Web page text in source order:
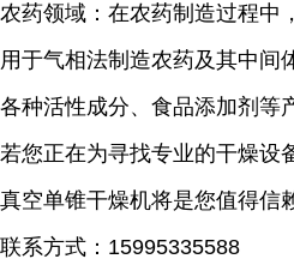
农药领域：在农药制造过程中
用于气相法制造农药及其中间
各种活性成分、食品添加剂等
若您正在为寻找专业的干燥设
真空单锥干燥机将是您值得信
联系方式： 15995335588